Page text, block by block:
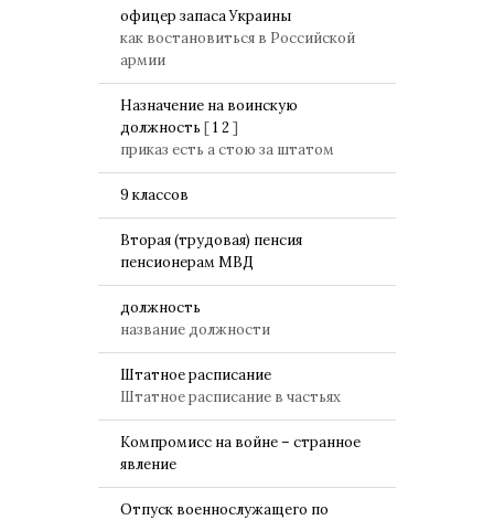
офицер запаса Украины
как востановиться в Российской
армии
Назначение на воинскую
должность [1 2 ]
приказ есть а стою за штатом
9 классов
Вторая (трудовая) пенсия
пенсионерам МВД
должность
название должности
Штатное расписание
Штатное расписание в частьях
Компромисс на войне – странное
явление
Отпуск военнослужащего по